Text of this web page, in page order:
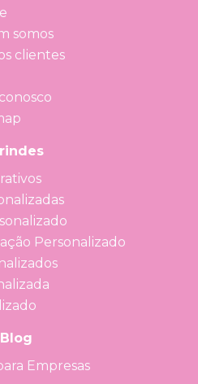
somos
clientes
Personalizado
Blog
Empresas